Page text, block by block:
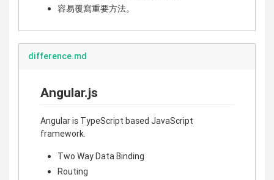
容易覆寫重要方法。
difference.md
Angular.js
Angular is TypeScript based JavaScript
framework.
Two Way Data Binding
Routing